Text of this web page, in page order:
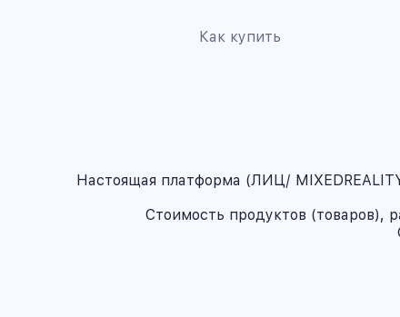
Как купить
Настоящая платформа (ЛИЦ/
Стоимость продуктов (товаров),